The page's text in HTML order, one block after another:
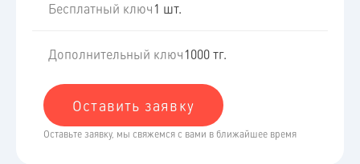
Бесплатный ключ1 шт.
Дополнительный ключ1000 тг.
Оставить заявку
Оставьте заявку, мы свяжемся с вами в ближайшее время